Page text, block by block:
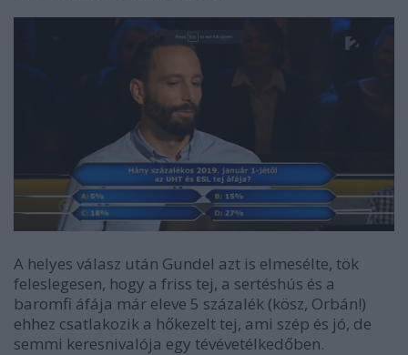
A helyes válasz után Gundel azt is elmesélte, tök
feleslegesen, hogy a friss tej, a sertéshús és a
baromfi áfája már eleve 5 százalék (kösz, Orbán!)
ehhez csatlakozik a hőkezelt tej, ami szép és jó, de
semmi keresnivalója egy tévévetélkedőben.